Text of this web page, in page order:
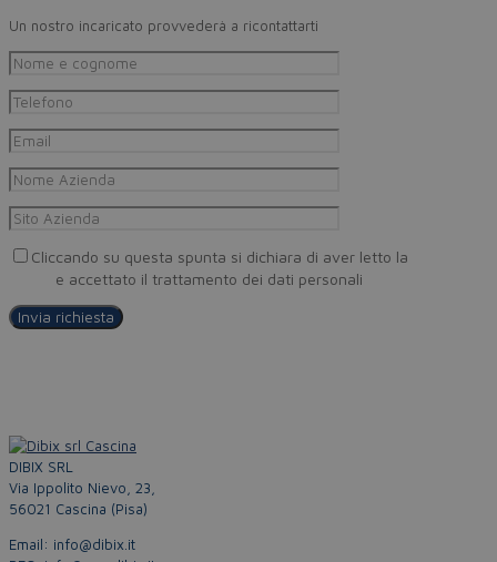
Un nostro incaricato provvederà a ricontattarti
Cliccando su questa spunta si dichiara di aver letto la
e accettato il trattamento dei dati personali
DIBIX SRL
Via Ippolito Nievo, 23,
56021 Cascina (Pisa)
Email: info@dibix.it